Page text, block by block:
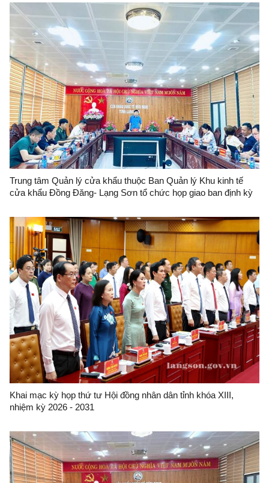
Trung tâm Quản lý cửa khẩu thuộc Ban Quản lý Khu kinh tế
cửa khẩu Đồng Đăng- Lạng Sơn tổ chức họp giao ban định kỳ
Khai mạc kỳ họp thứ tư Hội đồng nhân dân tỉnh khóa XIII,
nhiệm kỳ 2026 - 2031